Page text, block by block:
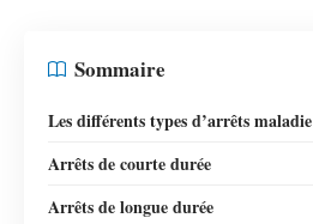
Sommaire
Les différents types d’arrêts maladie
Arrêts de courte durée
Arrêts de longue durée